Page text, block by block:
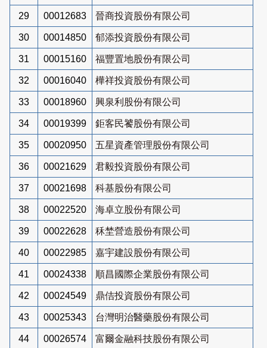
29 00012683 晉商投資股份有限公司
30 00014850 郁添投資股份有限公司
31 00015160 福豐置地股份有限公司
32 00016040 樺祥投資股份有限公司
33 00018960 興泉利股份有限公司
34 00019399 鉅客民饕股份有限公司
35 00020950 五星資產管理股份有限公司
36 00021629 君毅投資股份有限公司
37 00021698 科基股份有限公司
38 00022520 海卓立股份有限公司
39 00022628 秝埜營造股份有限公司
40 00022985 嘉宇建設股份有限公司
41 00024338 順昌國際企業股份有限公司
42 00024549 鼎佶投資股份有限公司
43 00025343 台灣明治醫藥股份有限公司
44 00026574 富爾金融科技股份有限公司